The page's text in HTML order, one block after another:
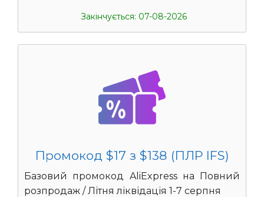
Закінчується: 07-08-2026
Промокод $17 з $138 (ПЛР IFS)
Базовий промокод AliExpress на Повний
розпродаж / Літня ліквідація 1-7 серпня